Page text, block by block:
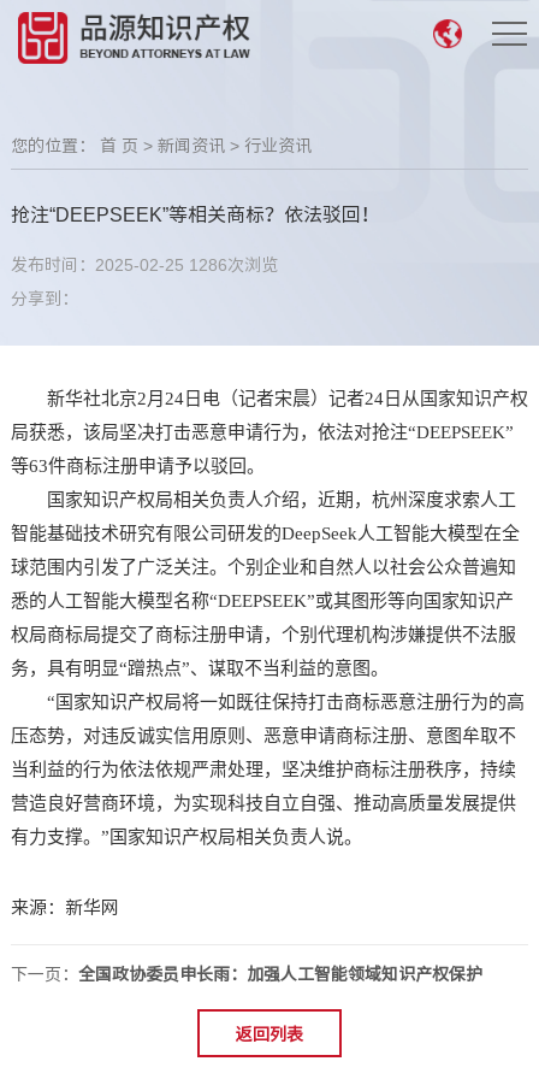
您的位置： 首 页 > 新闻资讯> 行业资讯
抢注“DEEPSEEK”等相关商标？依法驳回！
发布时间：2025-02-25 1286次浏览
分享到：
新华社北京2月24日电（记者宋晨）记者24日从国家知识产权
局获悉，该局坚决打击恶意申请行为，依法对抢注“DEEPSEEK”
等63件商标注册申请予以驳回。
国家知识产权局相关负责人介绍，近期，杭州深度求索人工
智能基础技术研究有限公司研发的DeepSeek人工智能大模型在全
球范围内引发了广泛关注。个别企业和自然人以社会公众普遍知
悉的人工智能大模型名称“DEEPSEEK”或其图形等向国家知识产
权局商标局提交了商标注册申请，个别代理机构涉嫌提供不法服
务，具有明显“蹭热点”、谋取不当利益的意图。
“国家知识产权局将一如既往保持打击商标恶意注册行为的高
压态势，对违反诚实信用原则、恶意申请商标注册、意图牟取不
当利益的行为依法依规严肃处理，坚决维护商标注册秩序，持续
营造良好营商环境，为实现科技自立自强、推动高质量发展提供
有力支撑。”国家知识产权局相关负责人说。
来源：新华网
下一页： 全国政协委员申长雨：加强人工智能领域知识产权保护
返回列表